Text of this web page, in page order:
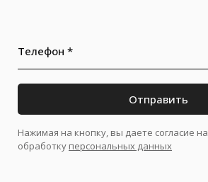
Телефон *
Отправить
Нажимая на кнопку, вы даете согласие на
обработку персональных данных